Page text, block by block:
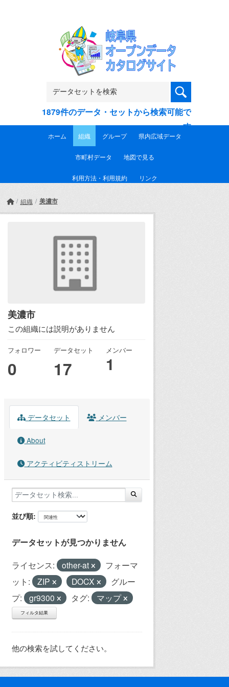
1879件のデータ・セットから検索可能で
す
ホーム 組織 グループ 県内広域データ
市町村データ 地図で見る
利用方法・利用規約 リンク
組織 美濃市
美濃市
この組織には説明がありません
フォロワー
0
データセット
17
メンバー
1
データセット メンバー
About
アクティビティストリーム
並び順
データセットが見つかりません
ライセンス: other-at
フォーマ
ット:
ZIP DOCX
グルー
プ:
gr9300 タグ: マップ
フィルタ結果
他の検索を試してください。